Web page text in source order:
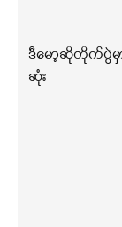
ဒီမော့ဆိုတိုက်ပွဲမှ
ဆုံး